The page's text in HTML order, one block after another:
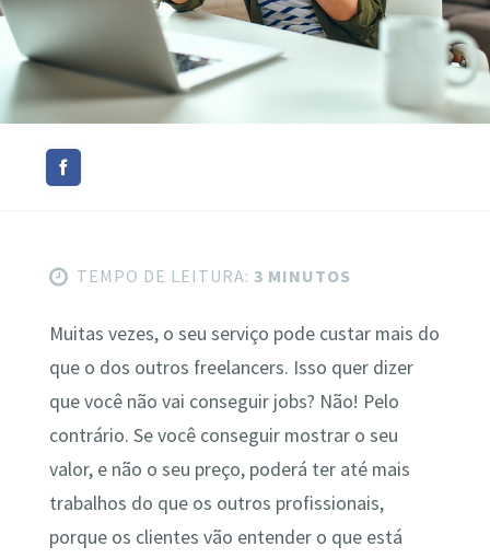
TEMPO DE LEITURA: 3 MINUTOS
Muitas vezes, o seu serviço pode custar mais do
que o dos outros freelancers. Isso quer dizer
que você não vai conseguir jobs? Não! Pelo
contrário. Se você conseguir mostrar o seu
valor, e não o seu preço, poderá ter até mais
trabalhos do que os outros profissionais,
porque os clientes vão entender o que está